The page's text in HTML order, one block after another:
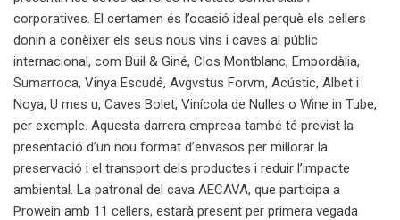
corporatives. El certamen és l’ocasió ideal perquè els cellers
donin a conèixer els seus nous vins i caves al públic
internacional, com Buil & Giné, Clos Montblanc, Empordàlia,
Sumarroca, Vinya Escudé, Avgvstus Forvm, Acústic, Albet i
Noya, U mes u, Caves Bolet, Vinícola de Nulles o Wine in Tube,
per exemple. Aquesta darrera empresa també té previst la
presentació d’un nou format d’envasos per millorar la
preservació i el transport dels productes i reduir l’impacte
ambiental. La patronal del cava AECAVA, que participa a
Prowein amb 11 cellers, estarà present per primera vegada